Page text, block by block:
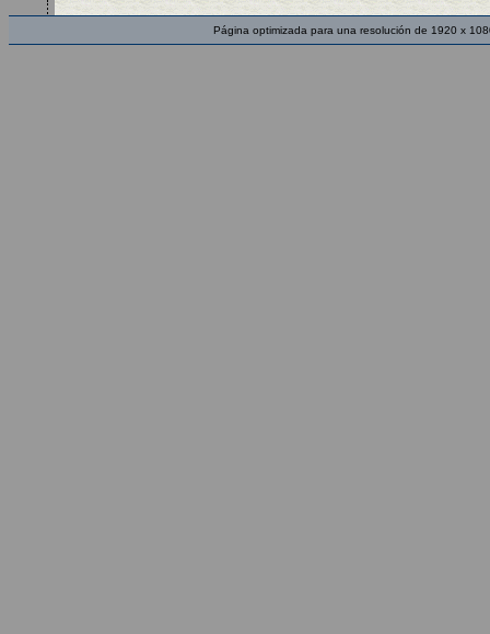
Página optimizada para una resolución de 1920 x